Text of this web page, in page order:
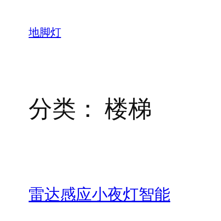
地脚灯
分类： 楼梯
雷达感应小夜灯智能